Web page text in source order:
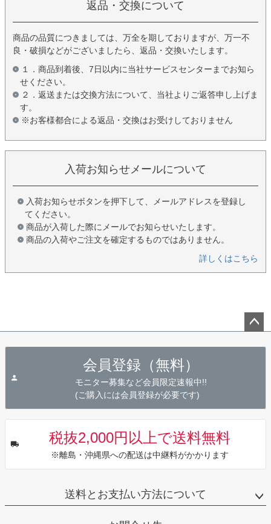
返品・交換について
商品の品質につきましては、万全を期しておりますが、万一不
良・破損などがございましたら、返品・交換いたします。
１．商品到着後、7日以内に当社サービスセンターまでお知ら
せください。
２．返送または交換方法について、当社よりご返答申し上げま
す。
※お客様都合による返品・交換はお受けしておりません
入荷お知らせメールについて
入荷お知らせボタンを押下して、メールアドレスを登録し
てください。
商品が入荷した際にメールでお知らせいたします。
商品の入荷やご注文を確定するものではありません。
詳しくはこちら
会員登録（無料）
モニター募集など会員限定速報中!!
(ご購入には会員登録が必要です)
税抜2,000円以上で送料無料
※離島・沖縄県への配送は中継料がかかります
送料とお支払い方法について